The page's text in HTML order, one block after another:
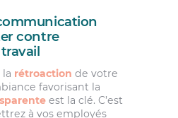
contre
rétroaction de votre
favorisant la
est la clé. C’est
à vos employés